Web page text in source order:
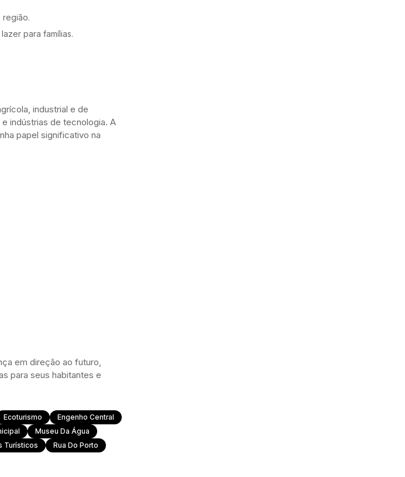
região.
para famílias.
industrial e de
indústrias de tecnologia. A
papel significativo na
em direção ao futuro,
para seus habitantes e
Ecoturismo
Engenho Central
Museu Da Água
Turísticos
Rua Do Porto